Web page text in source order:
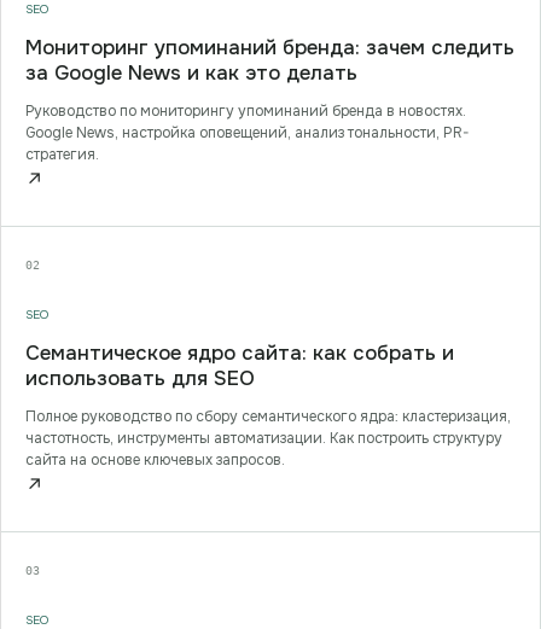
SEO
Мониторинг упоминаний бренда: зачем следить
за Google News и как это делать
Руководство по мониторингу упоминаний бренда в новостях.
Google News, настройка оповещений, анализ тональности, PR-
стратегия.
↗
02
SEO
Семантическое ядро сайта: как собрать и
использовать для SEO
Полное руководство по сбору семантического ядра: кластеризация,
частотность, инструменты автоматизации. Как построить структуру
сайта на основе ключевых запросов.
↗
03
SEO